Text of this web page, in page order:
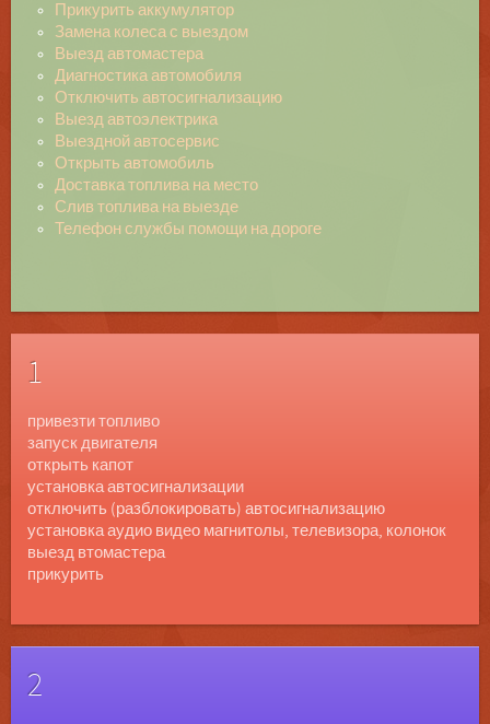
Прикурить аккумулятор
Замена колеса с выездом
Выезд автомастера
Диагностика автомобиля
Отключить автосигнализацию
Выезд автоэлектрика
Выездной автосервис
Открыть автомобиль
Доставка топлива на место
Слив топлива на выезде
Телефон службы помощи на дороге
1
привезти топливо
запуск двигателя
открыть капот
установка автосигнализации
отключить (разблокировать) автосигнализацию
установка аудио видео магнитолы, телевизора, колонок
выезд втомастера
прикурить
2